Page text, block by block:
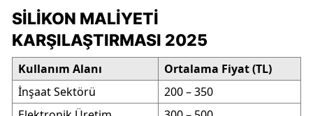
SILIKON MALIYETI
KARŞILAŞTIRMASI 2025
Kullanım Alanı
Ortalama Fiyat (TL)
İnşaat Sektörü
200 – 350